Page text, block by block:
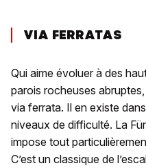
VIA FERRATAS
Qui aime évoluer à des
parois rocheuses
via ferrata. Il en existe
niveaux de difficulté. La
impose tout
C’est un classique de